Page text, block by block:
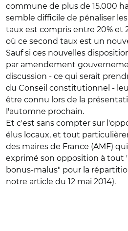
commune de plus de 15.000
semble difficile de pénaliser
taux est compris entre 20% et
où ce second taux est un
Sauf si ces nouvelles
par amendement
discussion - ce qui serait
du Conseil constitutionnel -
être connu lors de la
l'automne prochain.
Et c'est sans compter sur
élus locaux, et tout
des maires de France (AMF)
exprimé son opposition à tout
bonus-malus" pour la
notre article du 12 mai 2014).